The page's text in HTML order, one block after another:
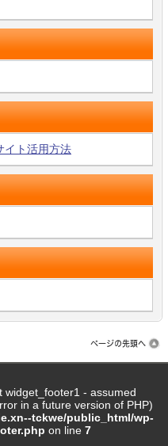
イト活用方法
widget_footer1 - assumed
in a future version of PHP)
tckwe/public_html/wp-
on line 7